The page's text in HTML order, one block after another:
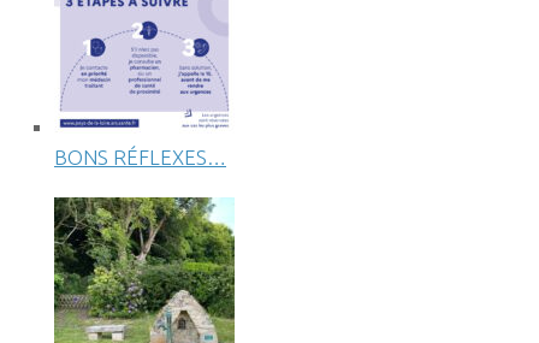
BONS RÉFLEXES…